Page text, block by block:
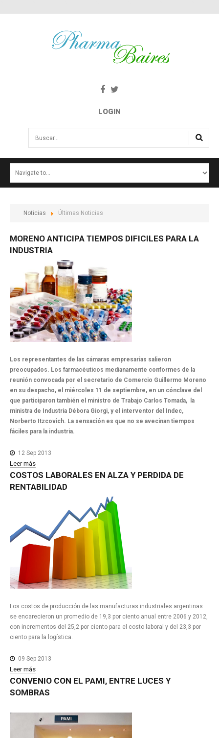
LOGIN
Buscar...
NOTICIAS
CONTACTO
Noticias Últimas Noticias
MORENO ANTICIPA TIEMPOS DIFICILES PARA LA
INDUSTRIA
Los representantes de las cámaras empresarias salieron
preocupados. Los farmacéuticos medianamente conformes de la
reunión convocada por el secretario de Comercio Guillermo Moreno
en su despacho, el miércoles 11 de septiembre, en un cónclave del
que participaron también el ministro de Trabajo Carlos Tomada, la
ministra de Industria Débora Giorgi, y el interventor del Indec,
Norberto Itzcovich. La sensación es que no se avecinan tiempos
fáciles para la industria.
12 Sep 2013
Leer más
COSTOS LABORALES EN ALZA Y PERDIDA DE
RENTABILIDAD
Los costos de producción de las manufacturas industriales argentinas
se encarecieron un promedio de 19,3 por ciento anual entre 2006 y 2012,
con incrementos del 25,2 por ciento para el costo laboral y del 23,3 por
ciento para la logística.
09 Sep 2013
Leer más
CONVENIO CON EL PAMI, ENTRE LUCES Y
SOMBRAS